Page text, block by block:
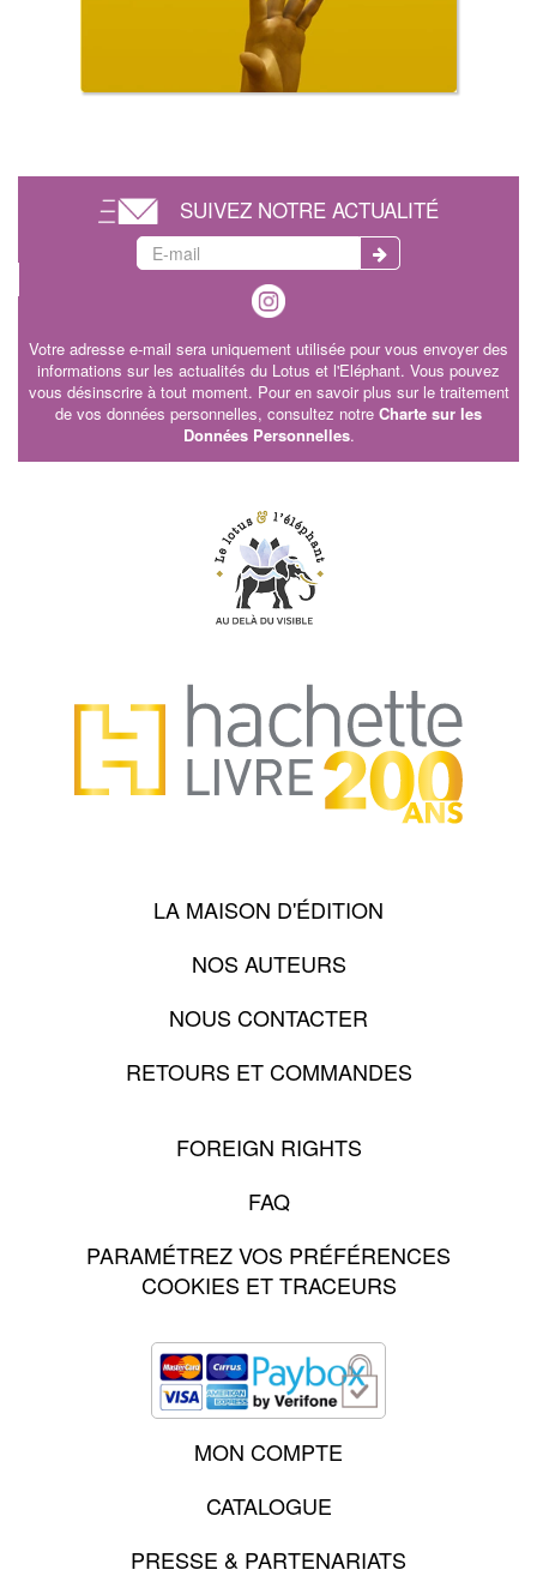
SUIVEZ NOTRE ACTUALITÉ
Votre adresse e-mail sera uniquement utilisée pour vous envoyer des
informations sur les actualités du Lotus et l'Eléphant. Vous pouvez
vous désinscrire à tout moment. Pour en savoir plus sur le traitement
de vos données personnelles, consultez notre Charte sur les
Données Personnelles.
LA MAISON D'ÉDITION
NOS AUTEURS
NOUS CONTACTER
RETOURS ET COMMANDES
FOREIGN RIGHTS
FAQ
PARAMÉTREZ VOS PRÉFÉRENCES
COOKIES ET TRACEURS
MON COMPTE
CATALOGUE
PRESSE & PARTENARIATS